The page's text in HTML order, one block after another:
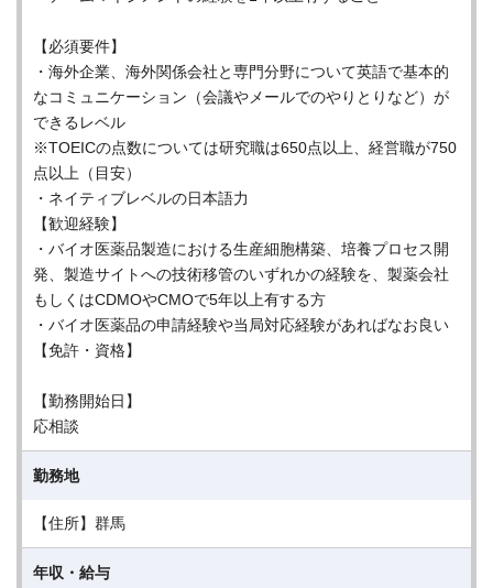
【必須要件】
・海外企業、海外関係会社と専門分野について英語で基本的
なコミュニケーション（会議やメールでのやりとりなど）が
できるレベル
※TOEICの点数については研究職は650点以上、経営職が750
点以上（目安）
・ネイティブレベルの日本語力
【歓迎経験】
・バイオ医薬品製造における生産細胞構築、培養プロセス開
発、製造サイトへの技術移管のいずれかの経験を、製薬会社
もしくはCDMOやCMOで5年以上有する方
・バイオ医薬品の申請経験や当局対応経験があればなお良い
【免許・資格】
【勤務開始日】
応相談
勤務地
【住所】群馬
年収・給与